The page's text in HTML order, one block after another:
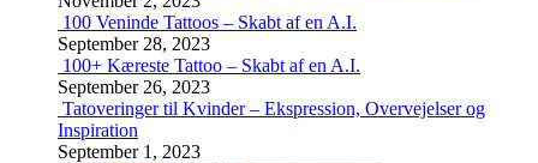
100 Veninde Tattoos – Skabt af en A.I.
September 28, 2023
100+ Kæreste Tattoo – Skabt af en A.I.
September 26, 2023
Tatoveringer til Kvinder – Ekspression, Overvejelser og
Inspiration
September 1, 2023